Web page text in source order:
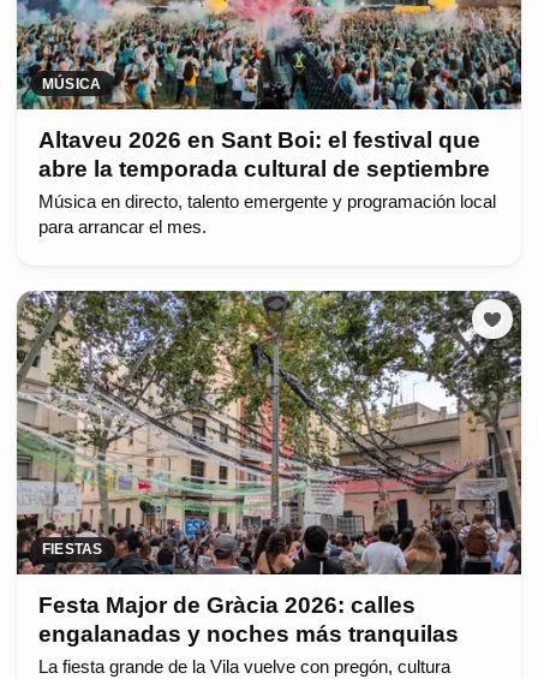
MÚSICA
Altaveu 2026 en Sant Boi: el festival que
abre la temporada cultural de septiembre
Música en directo, talento emergente y programación local
para arrancar el mes.
FIESTAS
Festa Major de Gràcia 2026: calles
engalanadas y noches más tranquilas
La fiesta grande de la Vila vuelve con pregón, cultura